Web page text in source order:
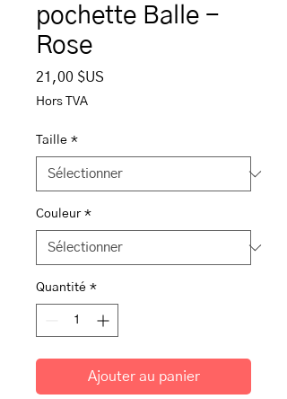
pochette Balle -
Rose
21,00 $US
Hors TVA
Taille *
Couleur *
Quantité *
Ajouter au panier